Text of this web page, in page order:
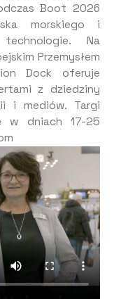
Boot 2026
morskiego i
technologie. Na
Przemysłem
Dock oferuje
z dziedziny
i mediów. Targi
w dniach 17-25